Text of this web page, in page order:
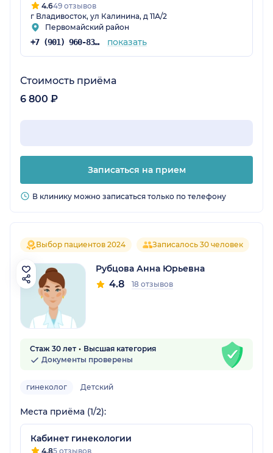
4.649 отзывов
г Владивосток, ул Калинина, д 11А/2
Первомайский район
+7 (901) 960-83-48 показать
Стоимость приёма
6 800 ₽
Записаться на прием
В клинику можно записаться только по телефону
Выбор пациентов 2024 Записалось 30 человек
Рубцова Анна Юрьевна
4.8 18 отзывов
Стаж 30 лет
Высшая категория
Документы проверены
гинеколог Детский
Места приёма (1/2):
Кабинет гинекологии
4.85 отзывов